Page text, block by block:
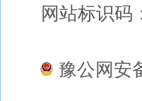
网站标识码
豫公网安